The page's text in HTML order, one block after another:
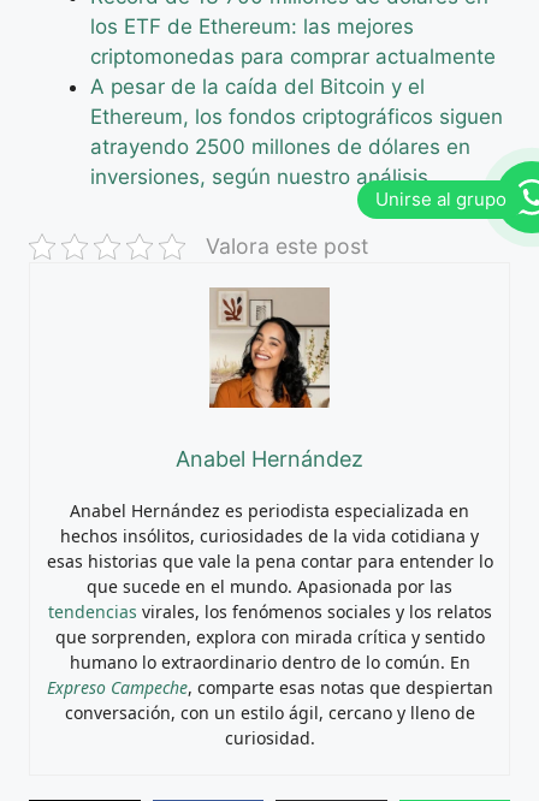
los ETF de Ethereum: las mejores
criptomonedas para comprar actualmente
A pesar de la caída del Bitcoin y el
Ethereum, los fondos criptográficos siguen
atrayendo 2500 millones de dólares en
inversiones, según nuestro análisis
Valora este post
Anabel Hernández
Anabel Hernández es periodista especializada en
hechos insólitos, curiosidades de la vida cotidiana y
esas historias que vale la pena contar para entender lo
que sucede en el mundo. Apasionada por las
tendencias virales, los fenómenos sociales y los relatos
que sorprenden, explora con mirada crítica y sentido
humano lo extraordinario dentro de lo común. En
Expreso Campeche, comparte esas notas que despiertan
conversación, con un estilo ágil, cercano y lleno de
curiosidad.